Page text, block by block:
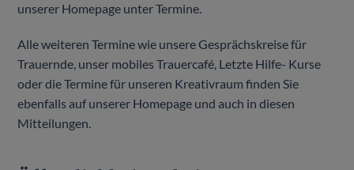
unserer Homepage unter Termine.
Alle weiteren Termine wie unsere Gesprächskreise für
Trauernde, unser mobiles Trauercafé, Letzte Hilfe- Kurse
oder die Termine für unseren Kreativraum finden Sie
ebenfalls auf unserer Homepage und auch in diesen
Mitteilungen.